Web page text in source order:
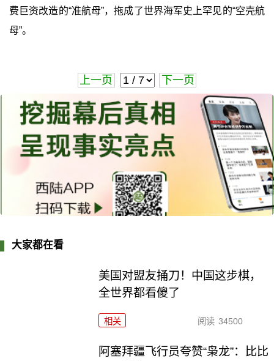
费巨资改造的“准航母”，拖成了世界海军史上罕见的“空壳航
母”。
上一页 下一页
大家都在看
美国对盟友捅刀！中国这步棋，
全世界都看傻了
相关 阅读 34500
阿塞拜疆飞行员夸赞“枭龙”：比比